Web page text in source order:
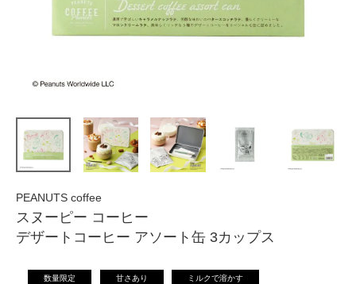
PEANUTS coffee
スヌーピー コーヒー
デザートコーヒー アソート缶 3カップス
数量限定 甘さあり ミルクで溶かす